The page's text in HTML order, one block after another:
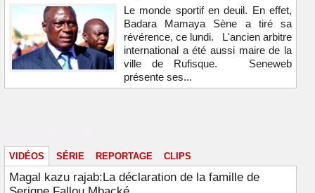
Le monde sportif en deuil. En effet,
Badara Mamaya Sène a tiré sa
révérence, ce lundi. L'ancien arbitre
international a été aussi maire de la
ville de Rufisque. Seneweb
présente ses...
VIDÉOS SÉRIE REPORTAGE CLIPS
Magal kazu rajab:La déclaration de la famille de